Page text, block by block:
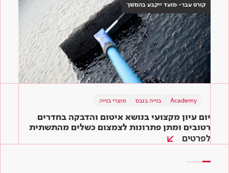
קורס עבר- מועד ייקבע בהמשך
Academy בנייה בגבס מוצרי בנייה
יום עיון מקצועי בנושא איטום והדבקה בחדרים
רטובים ומתן פתרונות לצמצום כשלים מהתשתית
ועד הגמר
לפרטים
תוכן מקצועי מוצרי בנייה
המדריך השלם לדבקים לאריחים: איך בוחרים את
הדבק המתאים ביותר לעבודה?
קראו עוד
בנייה ירוקה תוכן מקצועי מוצרי בנייה
שיפוץ ירוק – כך תיצרו סביבה ירוקה בקלות גם
בבית שלכם
קראו עוד